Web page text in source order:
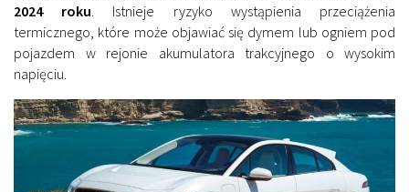
2024 roku . Istnieje ryzyko wystąpienia przeciążenia
termicznego, które może objawiać się dymem lub ogniem pod
pojazdem w rejonie akumulatora trakcyjnego o wysokim
napięciu.